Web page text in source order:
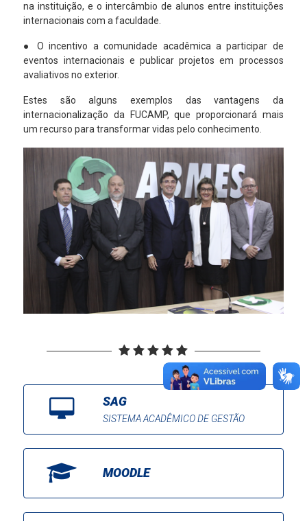
na instituição, e o intercâmbio de alunos entre instituições
internacionais com a faculdade.
● O incentivo a comunidade acadêmica a participar de
eventos internacionais e publicar projetos em processos
avaliativos no exterior.
Estes são alguns exemplos das vantagens da
internacionalização da FUCAMP, que proporcionará mais
um recurso para transformar vidas pelo conhecimento.
SAG
SISTEMA ACADÊMICO DE GESTÃO
MOODLE